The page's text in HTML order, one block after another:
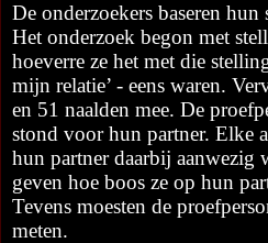
De onderzoekers baseren
Het onderzoek begon met
hoeverre ze het met die
mijn relatie’ - eens waren.
en 51 naalden mee. De
stond voor hun partner. Elke
hun partner daarbij aanwezig
geven hoe boos ze op hun
Tevens moesten de
meten.